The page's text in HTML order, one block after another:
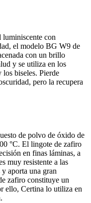
con
el modelo BG W9 de
con un brillo
y se utiliza en los
los biseles. Pierde
pero la recupera
de polvo de óxido de
°C. El lingote de zafiro
en finas láminas, a
muy resistente a las
aporta una gran
zafiro constituye un
ello, Certina lo utiliza en